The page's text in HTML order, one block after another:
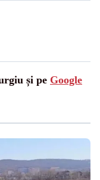
și pe Google